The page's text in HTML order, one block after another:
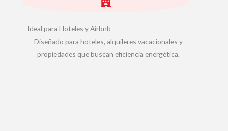
Ideal para Hoteles y Airbnb
Diseñado para hoteles, alquileres vacacionales y
propiedades que buscan eficiencia energética.